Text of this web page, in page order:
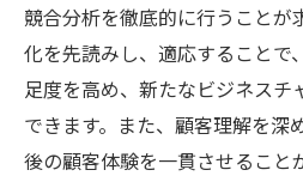
競合分析を徹底的に行うことが
化を先読みし、適応することで
足度を高め、新たなビジネスチ
できます。また、顧客理解を深
後の顧客体験を一貫させること